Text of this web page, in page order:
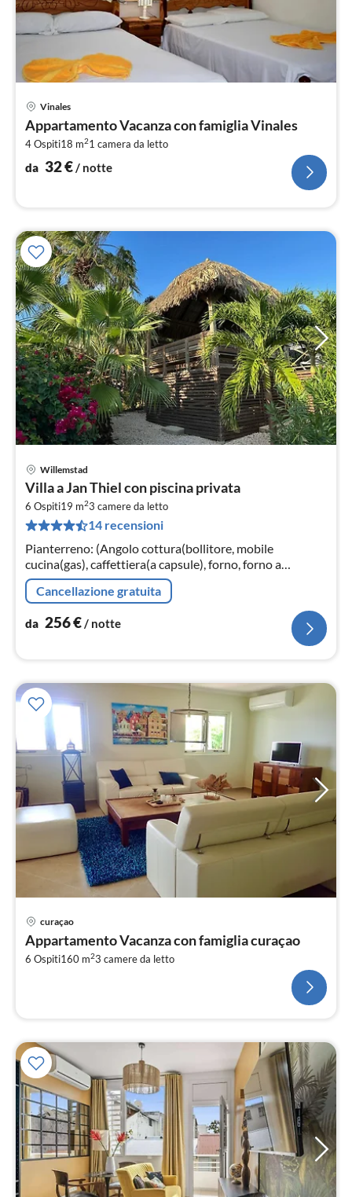
Vinales
Appartamento Vacanza con famiglia Vinales
4 Ospiti18 m21 camera da letto
da 32€/ notte
Willemstad
Villa a Jan Thiel con piscina privata
6 Ospiti19 m23 camere da letto
14 recensioni
Pianterreno: (Angolo cottura(bollitore, mobile
cucina(gas), caffettiera(a capsule), forno, forno a
microonde, lavastoviglie, frigorifero(+ congelatore),
Frullatore)
Cancellazione gratuita
da 256€/ notte
curaçao
Appartamento Vacanza con famiglia curaçao
6 Ospiti160 m23 camere da letto